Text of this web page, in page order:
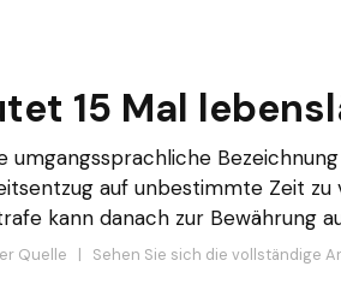
15 Mal
umgangssprachliche
auf unbestimmte Zeit
kann danach zur Bewährung
Quelle | Sehen Sie sich die vollständige